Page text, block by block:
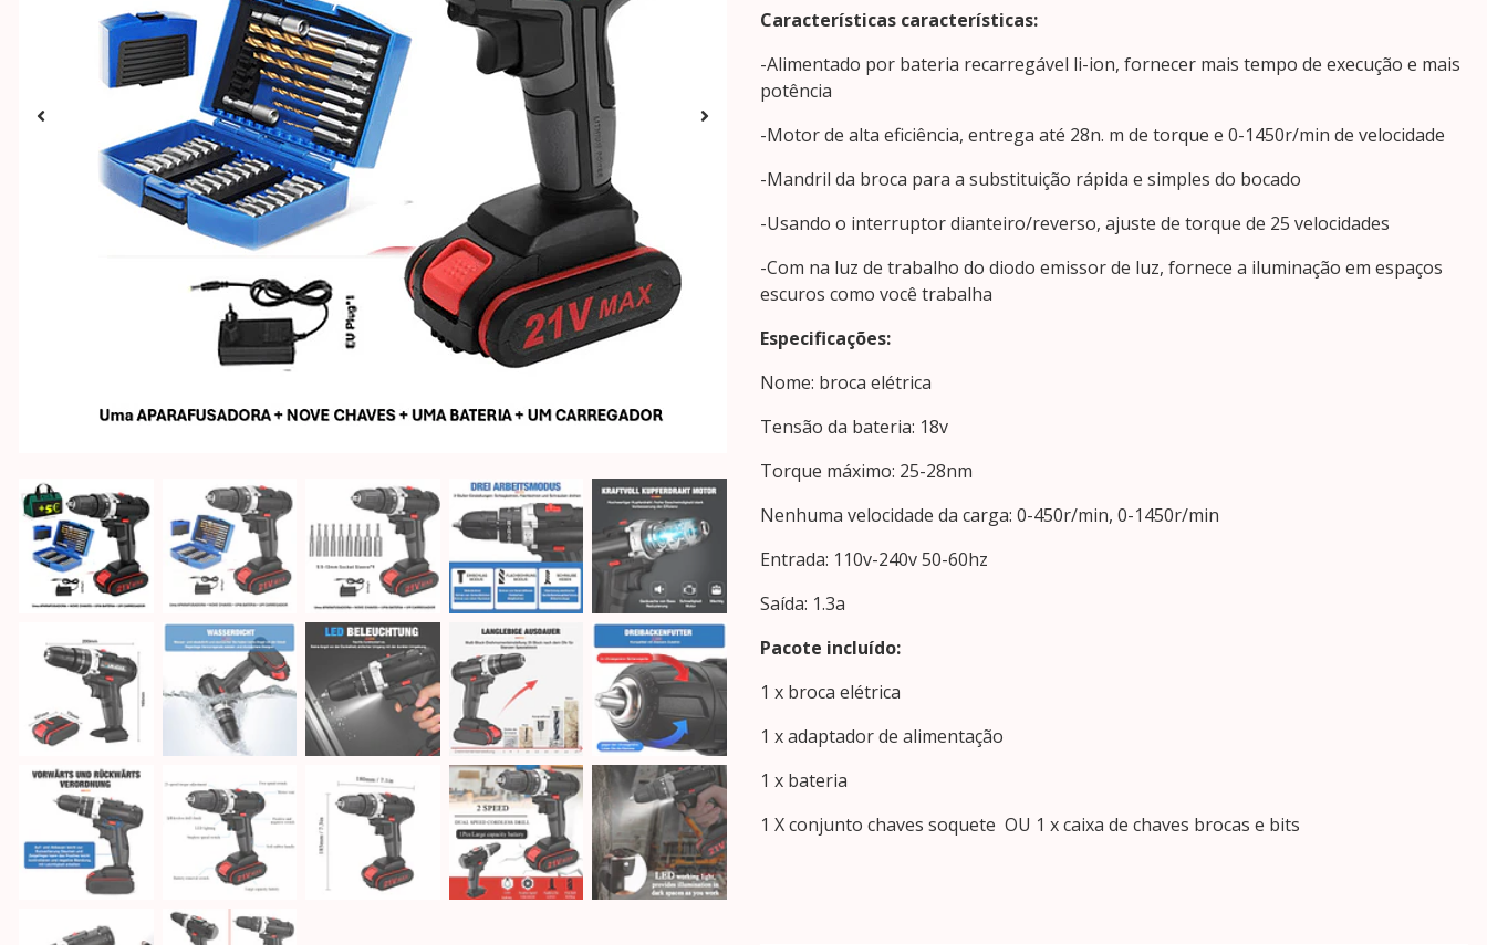
Características características:
-Alimentado por bateria recarregável li-ion, fornecer mais tempo de execução e mais
potência
-Motor de alta eficiência, entrega até 28n. m de torque e 0-1450r/min de velocidade
-Mandril da broca para a substituição rápida e simples do bocado
-Usando o interruptor dianteiro/reverso, ajuste de torque de 25 velocidades
-Com na luz de trabalho do diodo emissor de luz, fornece a iluminação em espaços
escuros como você trabalha
Especificações:
Nome: broca elétrica
Tensão da bateria: 18v
Torque máximo: 25-28nm
Nenhuma velocidade da carga: 0-450r/min, 0-1450r/min
Entrada: 110v-240v 50-60hz
Saída: 1.3a
Pacote incluído:
1 x broca elétrica
1 x adaptador de alimentação
1 x bateria
1 X conjunto chaves soquete OU 1 x caixa de chaves brocas e bits